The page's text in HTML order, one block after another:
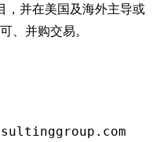
，并在美国及海外主导或
、并购交易。